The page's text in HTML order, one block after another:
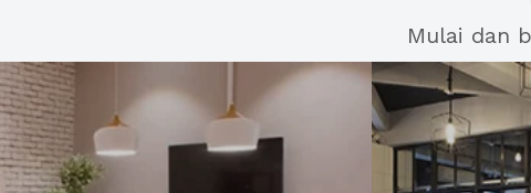
Mulai dan